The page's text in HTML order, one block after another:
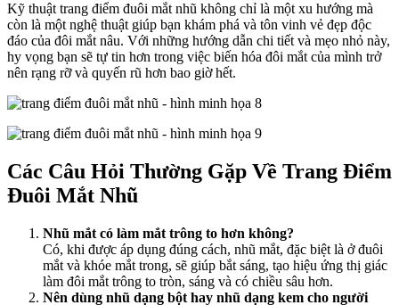
Kỹ thuật trang điểm đuôi mắt nhũ không chỉ là một xu hướng mà
còn là một nghệ thuật giúp bạn khám phá và tôn vinh vẻ đẹp độc
đáo của đôi mắt nâu. Với những hướng dẫn chi tiết và mẹo nhỏ này,
hy vọng bạn sẽ tự tin hơn trong việc biến hóa đôi mắt của mình trở
nên rạng rỡ và quyến rũ hơn bao giờ hết.
Các Câu Hỏi Thường Gặp Về Trang Điểm
Đuôi Mắt Nhũ
Nhũ mắt có làm mắt trông to hơn không?
Có, khi được áp dụng đúng cách, nhũ mắt, đặc biệt là ở đuôi
mắt và khóe mắt trong, sẽ giúp bắt sáng, tạo hiệu ứng thị giác
làm đôi mắt trông to tròn, sáng và có chiều sâu hơn.
Nên dùng nhũ dạng bột hay nhũ dạng kem cho người